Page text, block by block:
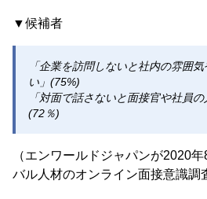
▼候補者
「企業を訪問しないと社内の雰囲
い」(75%)
「対面で話さないと面接官や社員
(72％)
（エンワールドジャパンが2020
バル人材のオンライン面接意識調